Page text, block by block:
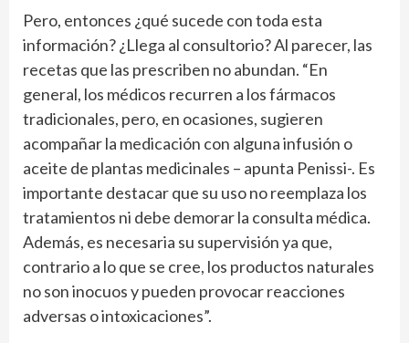
Pero, entonces ¿qué sucede con toda esta
información? ¿Llega al consultorio? Al parecer, las
recetas que las prescriben no abundan. “En
general, los médicos recurren a los fármacos
tradicionales, pero, en ocasiones, sugieren
acompañar la medicación con alguna infusión o
aceite de plantas medicinales – apunta Penissi-. Es
importante destacar que su uso no reemplaza los
tratamientos ni debe demorar la consulta médica.
Además, es necesaria su supervisión ya que,
contrario a lo que se cree, los productos naturales
no son inocuos y pueden provocar reacciones
adversas o intoxicaciones”.